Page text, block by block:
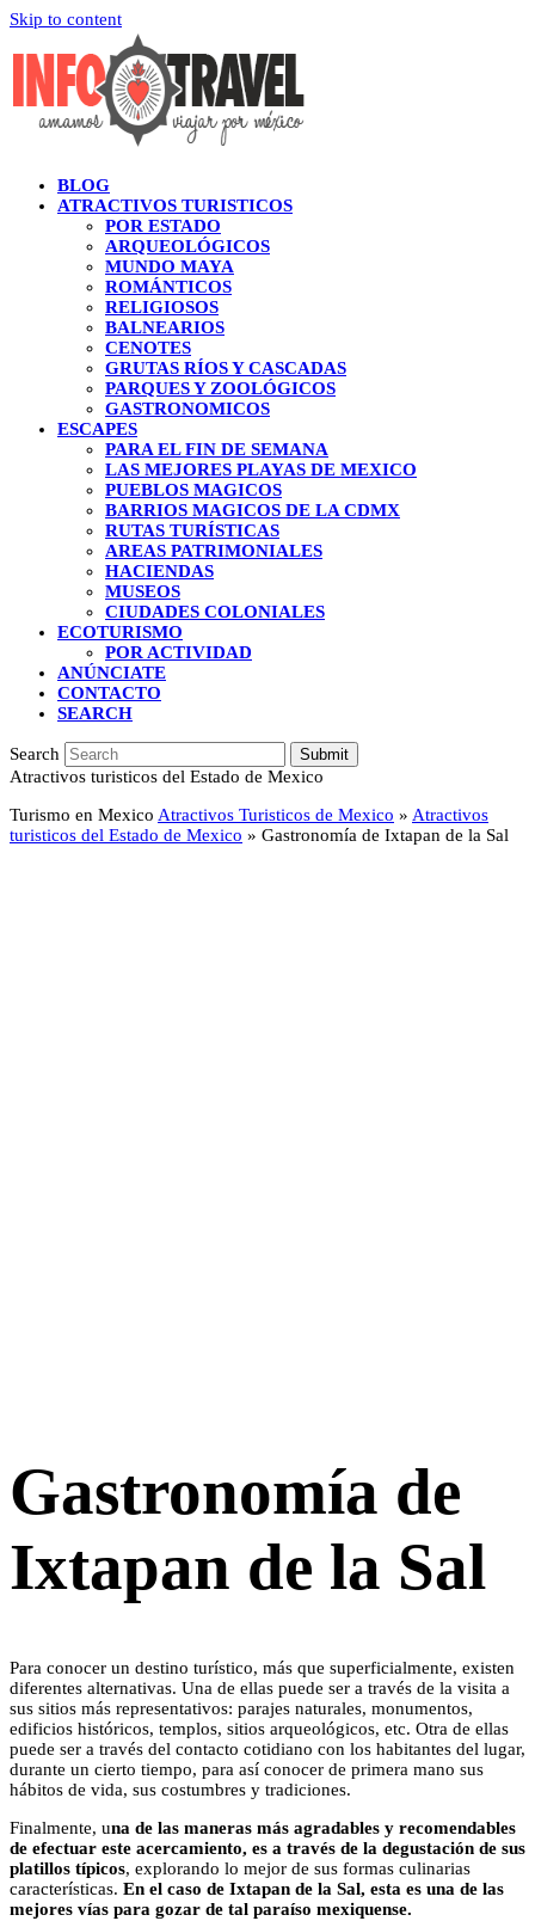
Skip to content
BLOG
ATRACTIVOS TURISTICOS
POR ESTADO
ARQUEOLÓGICOS
MUNDO MAYA
ROMÁNTICOS
RELIGIOSOS
BALNEARIOS
CENOTES
GRUTAS RÍOS Y CASCADAS
PARQUES Y ZOOLÓGICOS
GASTRONOMICOS
ESCAPES
PARA EL FIN DE SEMANA
LAS MEJORES PLAYAS DE MEXICO
PUEBLOS MAGICOS
BARRIOS MAGICOS DE LA CDMX
RUTAS TURÍSTICAS
AREAS PATRIMONIALES
HACIENDAS
MUSEOS
CIUDADES COLONIALES
ECOTURISMO
POR ACTIVIDAD
ANÚNCIATE
CONTACTO
SEARCH
Search Submit
Atractivos turisticos del Estado de Mexico
Turismo en Mexico Atractivos Turisticos de Mexico » Atractivos
turisticos del Estado de Mexico » Gastronomía de Ixtapan de la Sal
Gastronomía de
Ixtapan de la Sal
Para conocer un destino turístico, más que superficialmente, existen
diferentes alternativas. Una de ellas puede ser a través de la visita a
sus sitios más representativos: parajes naturales, monumentos,
edificios históricos, templos, sitios arqueológicos, etc. Otra de ellas
puede ser a través del contacto cotidiano con los habitantes del lugar,
durante un cierto tiempo, para así conocer de primera mano sus
hábitos de vida, sus costumbres y tradiciones.
Finalmente, una de las maneras más agradables y recomendables
de efectuar este acercamiento, es a través de la degustación de sus
platillos típicos, explorando lo mejor de sus formas culinarias
características. En el caso de Ixtapan de la Sal, esta es una de las
mejores vías para gozar de tal paraíso mexiquense.